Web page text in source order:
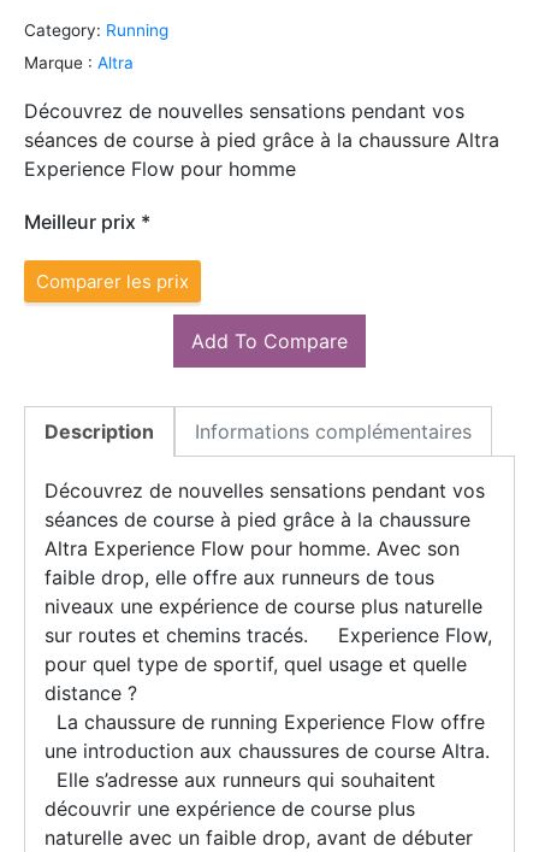
Category: Running
Marque : Altra
Découvrez de nouvelles sensations pendant vos
séances de course à pied grâce à la chaussure Altra
Experience Flow pour homme
Meilleur prix *
Comparer les prix
Add To Compare
Description Informations complémentaires
Découvrez de nouvelles sensations pendant vos
séances de course à pied grâce à la chaussure
Altra Experience Flow pour homme. Avec son
faible drop, elle offre aux runneurs de tous
niveaux une expérience de course plus naturelle
sur routes et chemins tracés. Experience Flow,
pour quel type de sportif, quel usage et quelle
distance ?
La chaussure de running Experience Flow offre
une introduction aux chaussures de course Altra.
Elle s’adresse aux runneurs qui souhaitent
découvrir une expérience de course plus
naturelle avec un faible drop, avant de débuter